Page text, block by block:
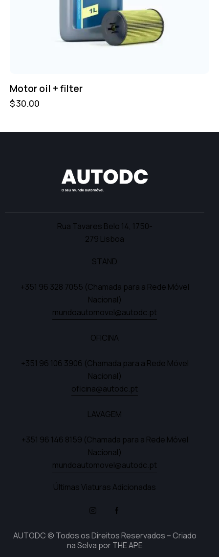
Motor oil + filter
$30.00
Rua Tavares Belo 14, 1750-
279 Lisboa
STAND
+351 96 328 7055 (Chamada para a Rede Móvel
Nacional)
mundoautomovel@autodc.pt
OFICINA
+351 96 106 3906 (Chamada para a Rede Móvel
Nacional)
oficina@autodc.pt
LAVAGEM
+351 96 146 8159 (Chamada para a Rede Móvel
Nacional)
mundoautomovel@autodc.pt
Últimas Viaturas Adicionadas
AUTODC © Todos os Direitos Reservados – Criado
na Selva porTHE APE